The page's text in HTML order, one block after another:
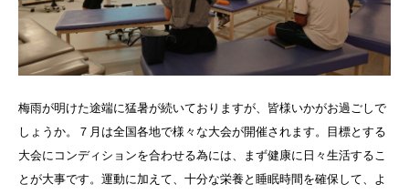
梅雨が明けた途端に猛暑が続いておりますが、皆様いかがお過ごしで
しょうか。７月は全国各地で様々な大会が開催されます。目標とする
大会にコンディションを合わせる為には、まず健康に日々生活するこ
とが大事です。運動に加えて、十分な栄養と睡眠時間を確保して、よ